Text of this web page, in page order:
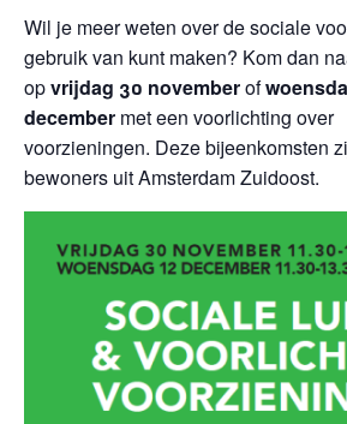
Wil je meer weten over de sociale
gebruik van kunt maken? Kom dan
opvrijdag 30 novemberof
december met een voorlichting over
voorzieningen. Deze bijeenkomsten
bewoners uit Amsterdam Zuidoost.